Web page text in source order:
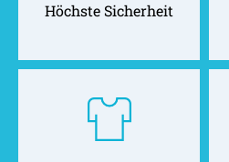
Höchste Sicherheit